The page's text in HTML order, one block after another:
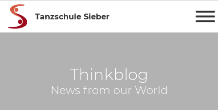
Tanzschule Sieber
Thinkblog
News from our World